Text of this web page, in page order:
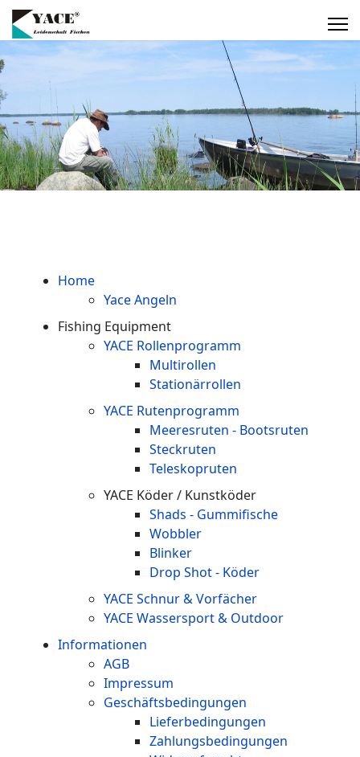
Home
Yace Angeln
Fishing Equipment
YACE Rollenprogramm
Multirollen
Stationärrollen
YACE Rutenprogramm
Meeresruten - Bootsruten
Steckruten
Teleskopruten
YACE Köder / Kunstköder
Shads - Gummifische
Wobbler
Blinker
Drop Shot - Köder
YACE Schnur & Vorfächer
YACE Wassersport & Outdoor
Informationen
AGB
Impressum
Geschäftsbedingungen
Lieferbedingungen
Zahlungsbedingungen